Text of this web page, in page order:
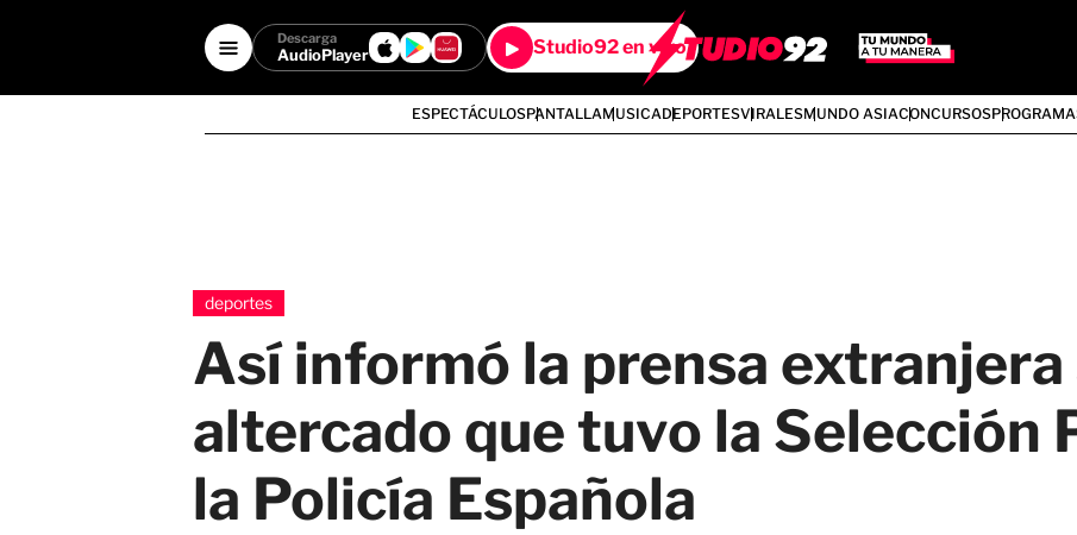
Descarga
AudioPlayer Studio92 en vivo
ESPECTÁCULOSPANTALLAMUSICADEPORTESVIRALESMUNDO ASIACONCURSOS
deportes
Así informó la prensa extranjera
altercado que tuvo la Selección
la Policía Española